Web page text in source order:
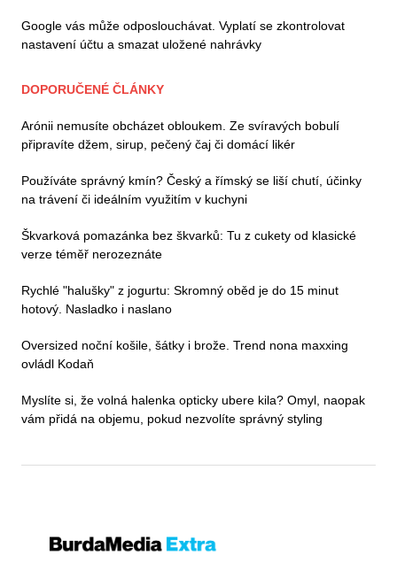
Google vás může odposlouchávat. Vyplatí se zkontrolovat
nastavení účtu a smazat uložené nahrávky
DOPORUČENÉ ČLÁNKY
Arónii nemusíte obcházet obloukem. Ze svíravých bobulí
připravíte džem, sirup, pečený čaj či domácí likér
Používáte správný kmín? Český a římský se liší chutí, účinky
na trávení či ideálním využitím v kuchyni
Škvarková pomazánka bez škvarků: Tu z cukety od klasické
verze téměř nerozeznáte
Rychlé "halušky" z jogurtu: Skromný oběd je do 15 minut
hotový. Nasladko i naslano
Oversized noční košile, šátky i brože. Trend nona maxxing
ovládl Kodaň
Myslíte si, že volná halenka opticky ubere kila? Omyl, naopak
vám přidá na objemu, pokud nezvolíte správný styling